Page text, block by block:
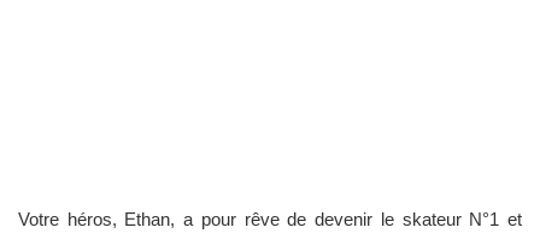
Votre héros, Ethan, a pour rêve de devenir le skateur N°1 et